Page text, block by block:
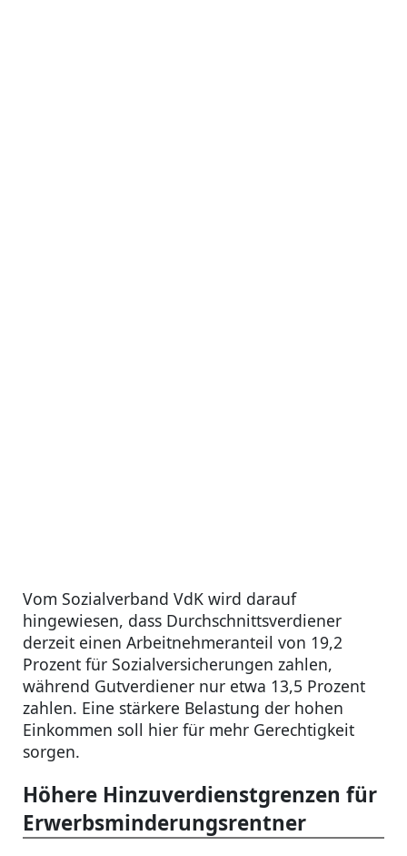
Vom Sozialverband VdK wird darauf
hingewiesen, dass Durchschnittsverdiener
derzeit einen Arbeitnehmeranteil von 19,2
Prozent für Sozialversicherungen zahlen,
während Gutverdiener nur etwa 13,5 Prozent
zahlen. Eine stärkere Belastung der hohen
Einkommen soll hier für mehr Gerechtigkeit
sorgen.
Höhere Hinzuverdienstgrenzen für
Erwerbsminderungsrentner